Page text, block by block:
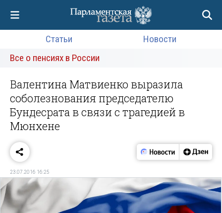
Статьи
Новости
Все о пенсиях в России
Валентина Матвиенко выразила
соболезнования председателю
Бундесрата в связи с трагедией в
Мюнхене
23.07.2016 16:25